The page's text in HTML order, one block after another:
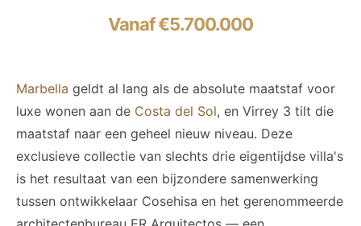
Vanaf €5.700.000
Marbella geldt al lang als de absolute maatstaf voor
luxe wonen aan de Costa del Sol, en Virrey 3 tilt die
maatstaf naar een geheel nieuw niveau. Deze
exclusieve collectie van slechts drie eigentijdse villa's
is het resultaat van een bijzondere samenwerking
tussen ontwikkelaar Cosehisa en het gerenommeerde